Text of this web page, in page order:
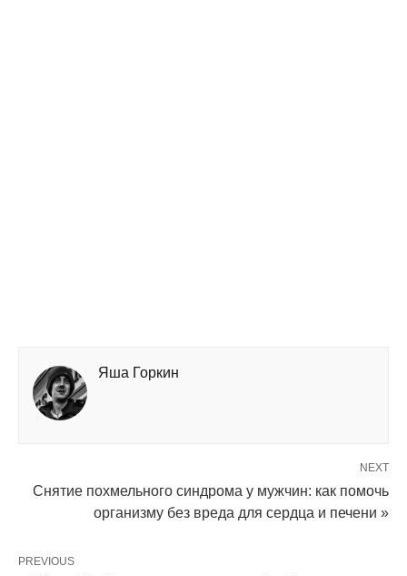
Яша Горкин
NEXT
Снятие похмельного синдрома у мужчин: как помочь
организму без вреда для сердца и печени »
PREVIOUS